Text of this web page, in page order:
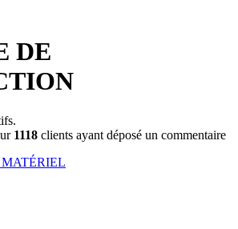
DE
1118 clients ayant déposé un commentaire